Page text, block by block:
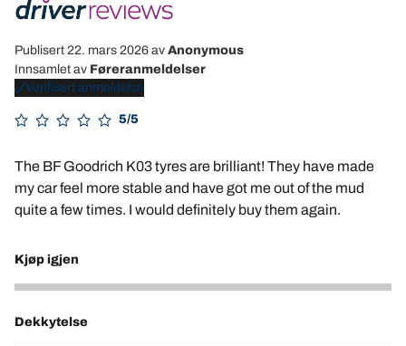
Publisert 22. mars 2026 av Anonymous
Innsamlet av Føreranmeldelser
Verifisert anmeldelse
5/5
The BF Goodrich K03 tyres are brilliant! They have made
my car feel more stable and have got me out of the mud
quite a few times. I would definitely buy them again.
Kjøp igjen
5
Dekkytelse